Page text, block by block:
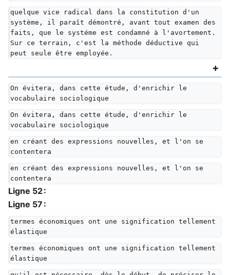
quelque vice radical dans la constitution d'un
système, il paraît démontré, avant tout examen des
faits, que le systéme est condamné à l'avortement.
Sur ce terrain, c'est la méthode déductive qui
peut seule être employée.
On évitera, dans cette étude, d'enrichir le
vocabulaire sociologique
On évitera, dans cette étude, d'enrichir le
vocabulaire sociologique
en créant des expressions nouvelles, et l'on se
contentera
en créant des expressions nouvelles, et l'on se
contentera
Ligne 52 :
Ligne 57 :
termes économiques ont une signification tellement
élastique
termes économiques ont une signification tellement
élastique